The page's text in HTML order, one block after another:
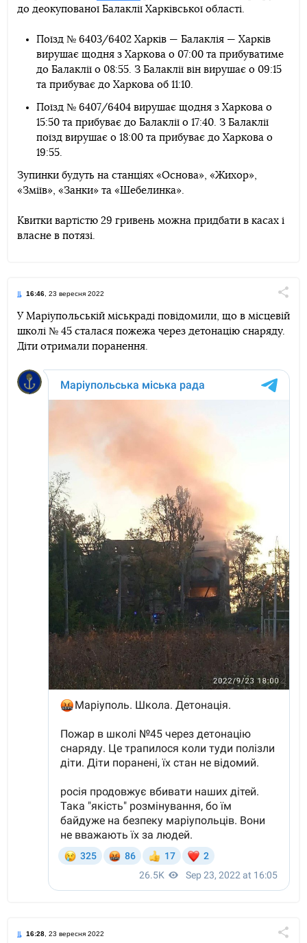
TelegramFacebookTwitter
до деокупованої Балаклії Харківської області.
Поїзд № 6403/6402 Харків — Балаклія — Харків
вирушає щодня з Харкова о 07:00 та прибуватиме
до Балаклії о 08:55. З Балаклії він вирушає о 09:15
та прибуває до Харкова об 11:10.
Поїзд № 6407/6404 вирушає щодня з Харкова о
15:50 та прибуває до Балаклії о 17:40. З Балаклії
поїзд вирушає о 18:00 та прибуває до Харкова о
19:55.
Зупинки будуть на станціях «Основа», «Жихор»,
«Зміїв», «Занки» та «Шебелинка».
Квитки вартістю 29 гривень можна придбати в касах і
власне в потязі.
16:46 , 23 вересня 2022
TelegramFacebookTwitter
У Маріупольській міськраді повідомили, що в місцевій
школі № 45 сталася пожежа через детонацію снаряду.
Діти отримали поранення.
16:28 , 23 вересня 2022